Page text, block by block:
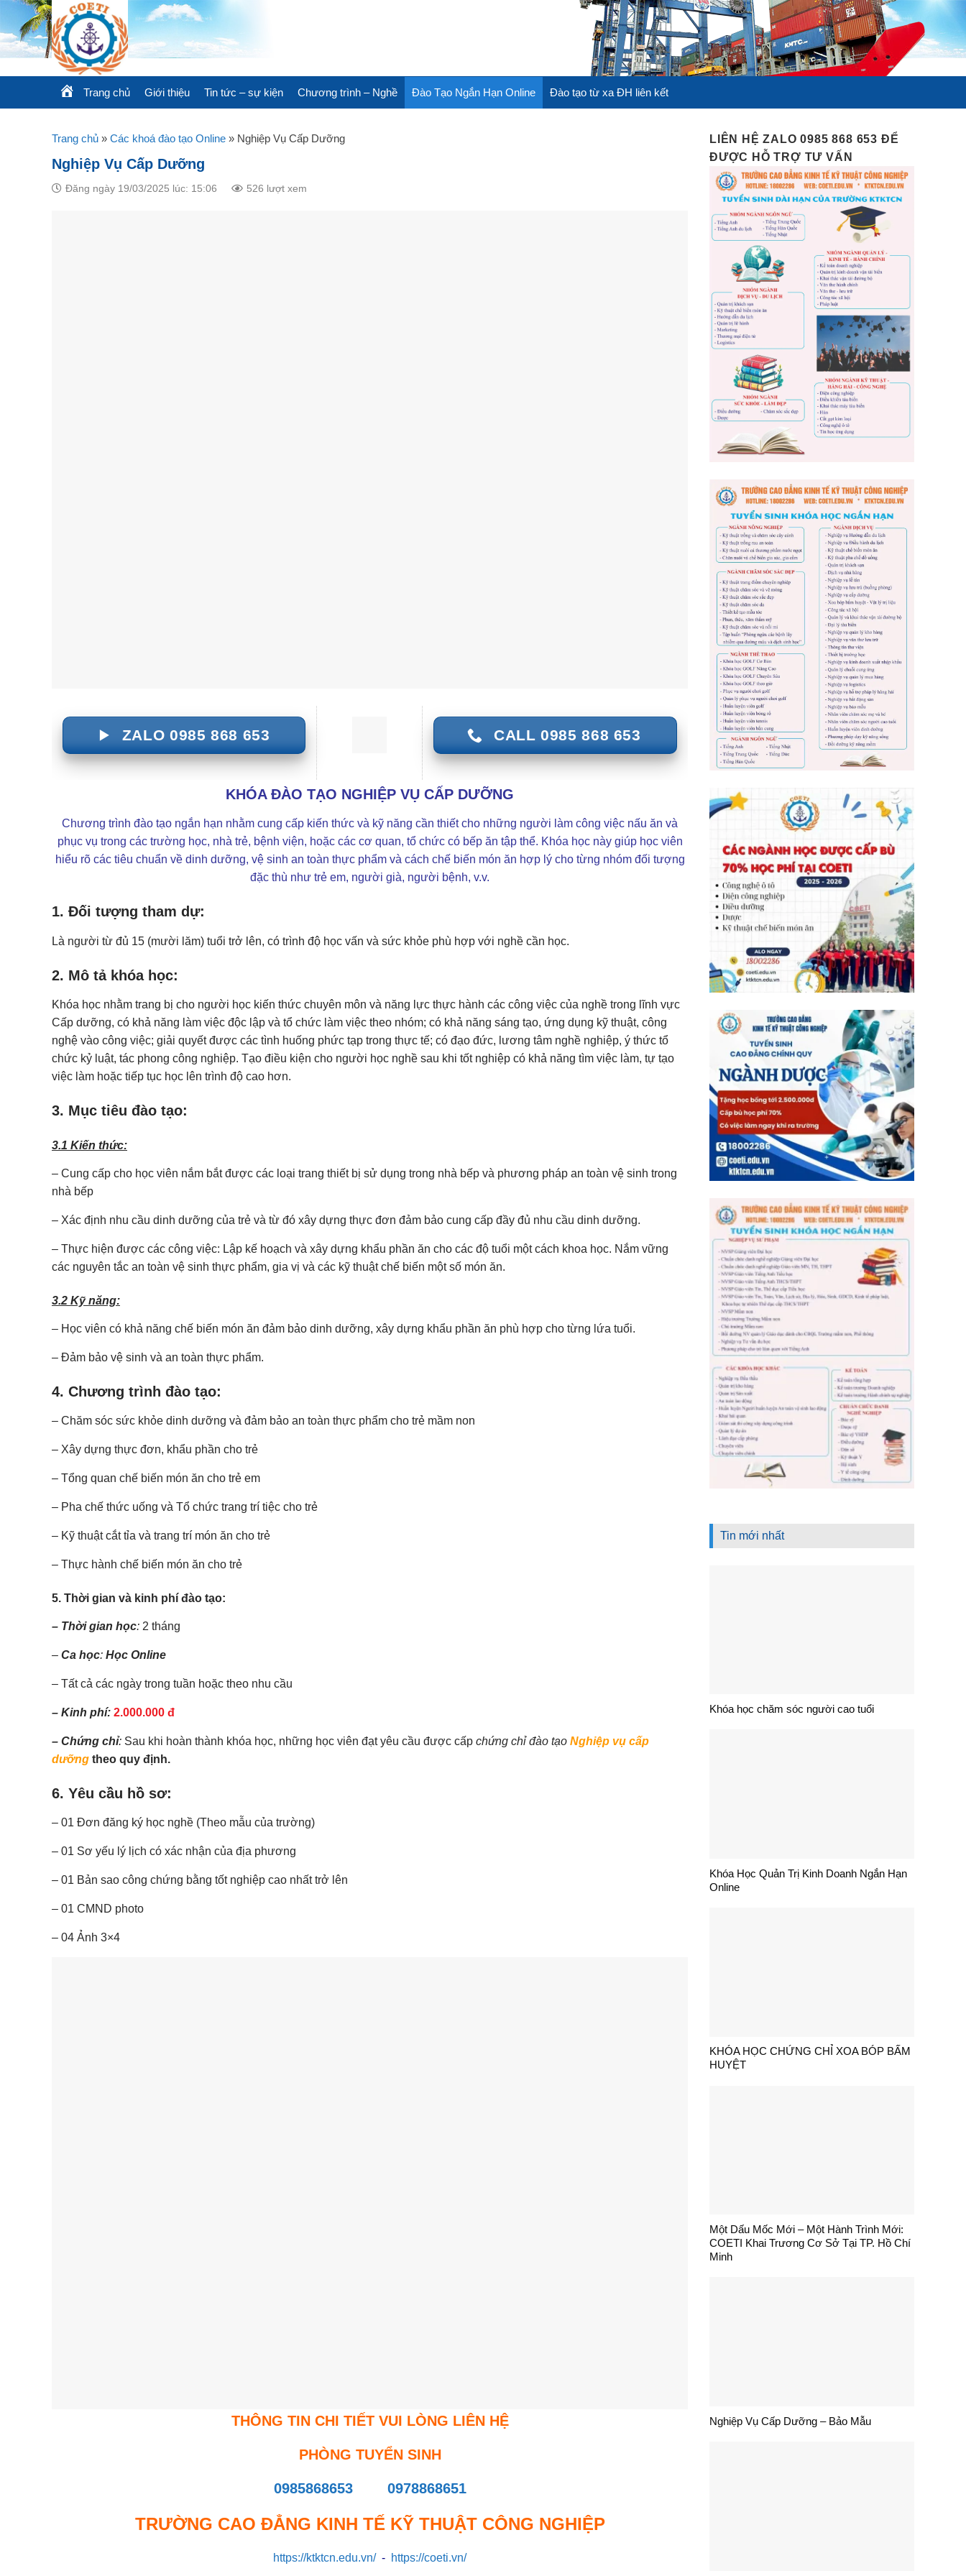
to
content
Trang chủ Giới thiệu Tin tức – sự kiện Chương trình – Nghề Đào Tạo Ngắn Hạn Online Đào tạo từ xa ĐH liên kết
Trang chủ » Các khoá đào tạo Online » Nghiệp Vụ Cấp Dưỡng
Nghiệp Vụ Cấp Dưỡng
Đăng ngày 19/03/2025 lúc: 15:06 526 lượt xem
ZALO 0985 868 653 CALL 0985 868 653
KHÓA ĐÀO TẠO NGHIỆP VỤ CẤP DƯỠNG
Chương trình đào tạo ngắn hạn nhằm cung cấp kiến thức và kỹ năng cần thiết cho những người làm công việc nấu ăn và
phục vụ trong các trường học, nhà trẻ, bệnh viện, hoặc các cơ quan, tổ chức có bếp ăn tập thể. Khóa học này giúp học viên
hiểu rõ các tiêu chuẩn về dinh dưỡng, vệ sinh an toàn thực phẩm và cách chế biến món ăn hợp lý cho từng nhóm đối tượng
đặc thù như trẻ em, người già, người bệnh, v.v.
1. Đối tượng tham dự:
Là người từ đủ 15 (mười lăm) tuổi trở lên, có trình độ học vấn và sức khỏe phù hợp với nghề cần học.
2. Mô tả khóa học:
Khóa học nhằm trang bị cho người học kiến thức chuyên môn và năng lực thực hành các công việc của nghề trong lĩnh vực
Cấp dưỡng, có khả năng làm việc độc lập và tổ chức làm việc theo nhóm; có khả năng sáng tạo, ứng dụng kỹ thuật, công
nghệ vào công việc; giải quyết được các tình huống phức tạp trong thực tế; có đạo đức, lương tâm nghề nghiệp, ý thức tổ
chức kỷ luật, tác phong công nghiệp. Tạo điều kiện cho người học nghề sau khi tốt nghiệp có khả năng tìm việc làm, tự tạo
việc làm hoặc tiếp tục học lên trình độ cao hơn.
3. Mục tiêu đào tạo:
3.1 Kiến thức:
– Cung cấp cho học viên nắm bắt được các loại trang thiết bị sử dụng trong nhà bếp và phương pháp an toàn vệ sinh trong
nhà bếp
– Xác định nhu cầu dinh dưỡng của trẻ và từ đó xây dựng thực đơn đảm bảo cung cấp đầy đủ nhu cầu dinh dưỡng.
– Thực hiện được các công việc: Lập kế hoạch và xây dựng khẩu phần ăn cho các độ tuổi một cách khoa học. Nắm vững
các nguyên tắc an toàn vệ sinh thực phẩm, gia vị và các kỹ thuật chế biến một số món ăn.
3.2 Kỹ năng:
– Học viên có khả năng chế biến món ăn đảm bảo dinh dưỡng, xây dựng khẩu phần ăn phù hợp cho từng lứa tuổi.
– Đảm bảo vệ sinh và an toàn thực phẩm.
4. Chương trình đào tạo:
– Chăm sóc sức khỏe dinh dưỡng và đảm bảo an toàn thực phẩm cho trẻ mầm non
– Xây dựng thực đơn, khẩu phần cho trẻ
– Tổng quan chế biến món ăn cho trẻ em
– Pha chế thức uống và Tổ chức trang trí tiệc cho trẻ
– Kỹ thuật cắt tỉa và trang trí món ăn cho trẻ
– Thực hành chế biến món ăn cho trẻ
5. Thời gian và kinh phí đào tạo:
– Thời gian học: 2 tháng
– Ca học: Học Online
– Tất cả các ngày trong tuần hoặc theo nhu cầu
– Kinh phí: 2.000.000 đ
– Chứng chỉ: Sau khi hoàn thành khóa học, những học viên đạt yêu cầu được cấp chứng chỉđào tạo Nghiệp vụ cấp
dưỡng theo quy định.
6. Yêu cầu hồ sơ:
– 01 Đơn đăng ký học nghề (Theo mẫu của trường)
– 01 Sơ yếu lý lịch có xác nhận của địa phương
– 01 Bản sao công chứng bằng tốt nghiệp cao nhất trở lên
– 01 CMND photo
– 04 Ảnh 3×4
THÔNG TIN CHI TIẾT VUI LÒNG LIÊN HỆ
PHÒNG TUYỂN SINH
0985868653 0978868651
TRƯỜNG CAO ĐẲNG KINH TẾ KỸ THUẬT CÔNG NGHIỆP
https://ktktcn.edu.vn/- https://coeti.vn/
LIÊN HỆ ZALO 0985 868 653 ĐỂ
ĐƯỢC HỖ TRỢ TƯ VẤN
Tin mới nhất
Khóa học chăm sóc người cao tuổi
Khóa Học Quản Trị Kinh Doanh Ngắn Hạn
Online
KHÓA HỌC CHỨNG CHỈ XOA BÓP BẤM
HUYỆT
Một Dấu Mốc Mới – Một Hành Trình Mới:
COETI Khai Trương Cơ Sở Tại TP. Hồ Chí
Minh
Nghiệp Vụ Cấp Dưỡng – Bảo Mẫu